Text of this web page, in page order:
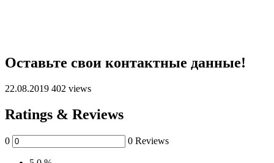
Оставьте свои контактные данные!
22.08.2019 402 views
Ratings & Reviews
0 0 Reviews